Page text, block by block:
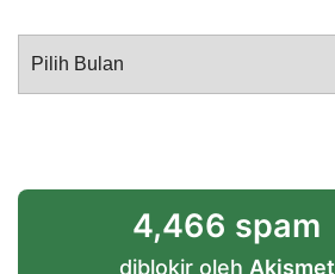
Arsip
4,466 spam
diblokir oleh Akismet